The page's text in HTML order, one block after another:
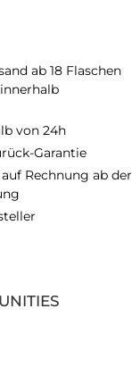
ab 18 Flaschen
von 24h
Garantie
Rechnung ab der